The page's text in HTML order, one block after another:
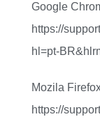
Google
https://
hl=pt-
Mozila
https://